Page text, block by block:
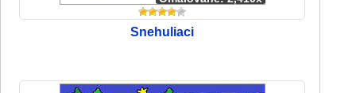
Snehuliaci